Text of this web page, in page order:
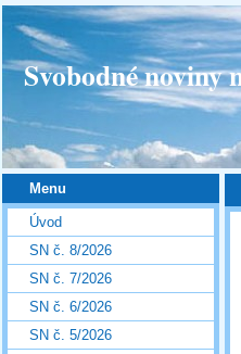
Svobodné noviny
Menu
Úvod
SN č. 8/2026
SN č. 7/2026
SN č. 6/2026
SN č. 5/2026